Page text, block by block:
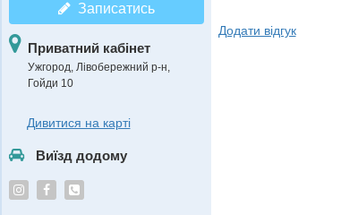
Записатись
Приватний кабінет
Ужгород, Лівобережний р-н,
Гойди 10
Дивитися на карті
Виїзд додому
Додати відгук